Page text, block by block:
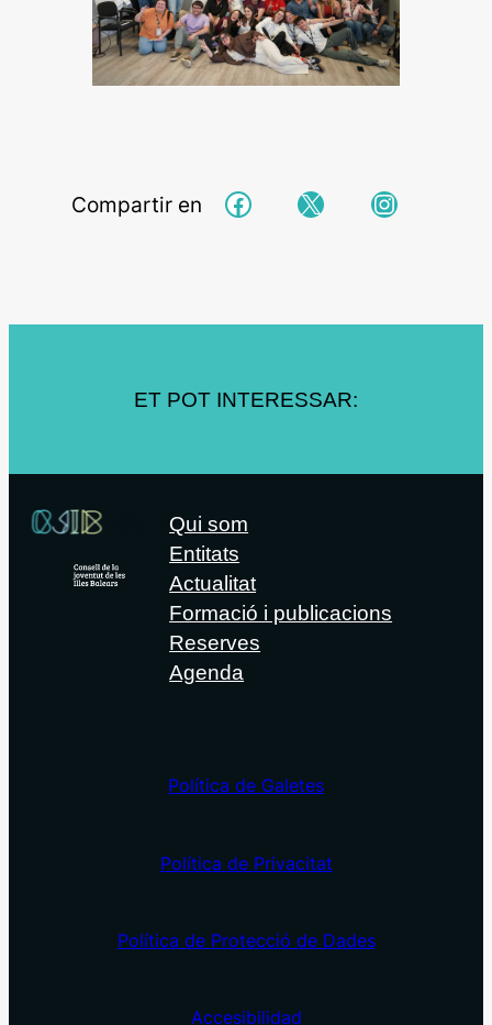
Compartir en Facebook
X
ET POT INTERESSAR:
Qui som
Entitats
Actualitat
Formació i publicacions
Reserves
Agenda
Política de Galetes
Política de Privacitat
Política de Protecció de Dades
Accesibilidad